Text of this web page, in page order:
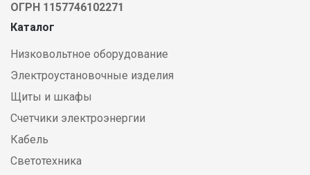
ОГРН 1157746102271
Каталог
Низковольтное оборудование
Электроустановочные изделия
Щиты и шкафы
Счетчики электроэнергии
Кабель
Светотехника